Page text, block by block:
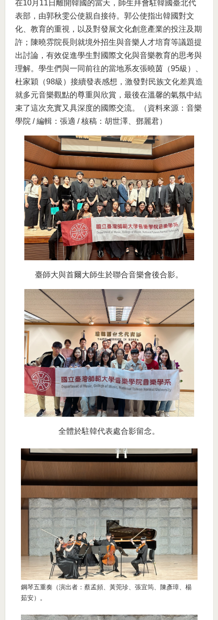
在10月11日離開韓國的當天，師生拜會駐韓國臺北代
表部，由郭秋雯公使親自接待。郭公使指出韓國對文
化、教育的重視，以及對發展文化創意產業的投注及期
許；陳曉雰院長則就境外招生與音樂人才培育等議題提
出討論，有效促進學生對國際文化與音樂教育的思考與
理解。學生們與一同前往的當地系友張曉茵（95級）、
杜家穎（98級）接續發表感想，激發對民族文化差異造
就多元音樂觀點的尊重與欣賞，最後在溫馨的氣氛中結
束了這次充實又具深度的國際交流。（資料來源：音樂
學院 / 編輯：張適 / 核稿：胡世澤、鄧麗君）
臺師大與首爾大師生於聯合音樂會後合影。
全體於駐韓代表處合影留念。
鋼琴五重奏（演出者：蔡孟頻、黃莞珍、張宜筠、陳彥璋、楊
茹安）。